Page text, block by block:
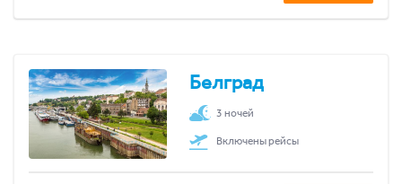
Белград
3 ночей
Включены рейсы